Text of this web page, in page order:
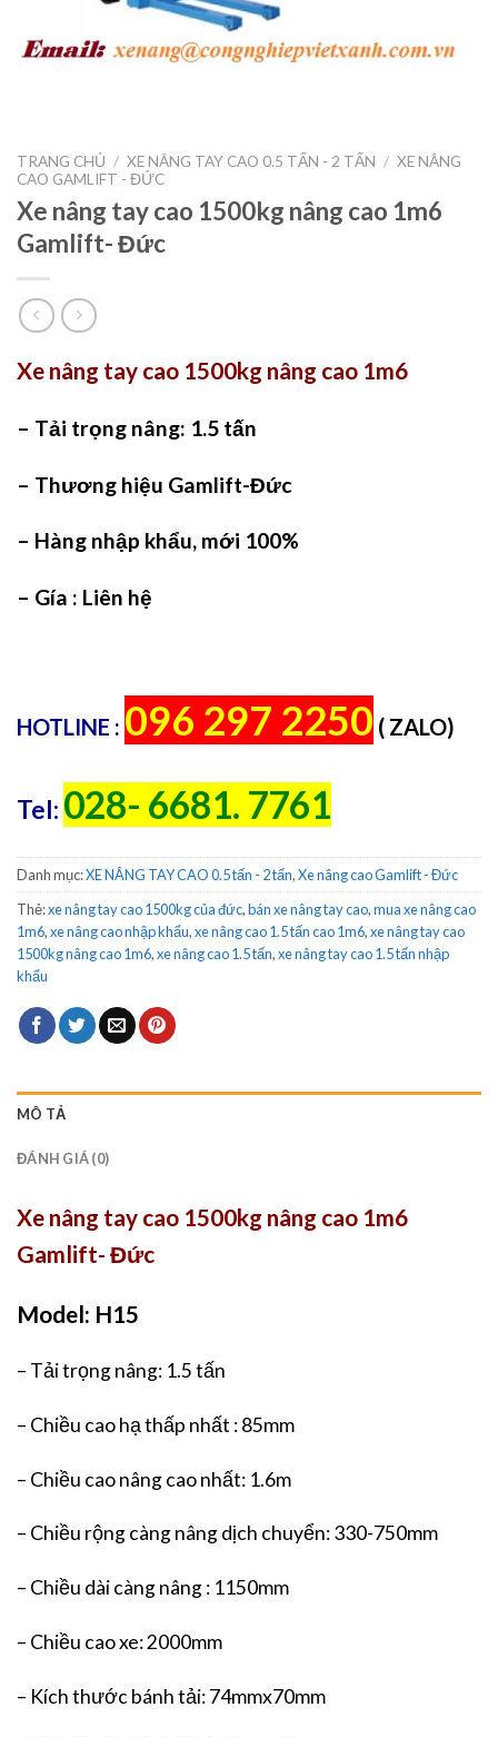
TRANG CHỦ / XE NÂNG TAY CAO 0.5 TẤN - 2 TẤN / XE NÂNG
CAO GAMLIFT - ĐỨC
Xe nâng tay cao 1500kg nâng cao 1m6
Gamlift- Đức
Xe nâng tay cao 1500kg nâng cao 1m6
– Tải trọng nâng: 1.5 tấn
– Thương hiệu Gamlift-Đức
– Hàng nhập khẩu, mới 100%
– Gía : Liên hệ
HOTLINE : 096 297 2250 ( ZALO)
Tel: 028- 6681. 7761
Danh mục:XE NÂNG TAY CAO 0.5 tấn - 2 tấn,Xe nâng cao Gamlift - Đức
Thẻ:xe nâng tay cao 1500kg của đức,bán xe nâng tay cao,mua xe nâng cao
1m6,xe nâng cao nhập khẩu,xe nâng cao 1.5 tấn cao 1m6,xe nâng tay cao
1500kg nâng cao 1m6,xe nâng cao 1.5 tấn,xe nâng tay cao 1.5 tấn nhập
khẩu
MÔ TẢ
ĐÁNH GIÁ (0)
Xe nâng tay cao 1500kg nâng cao 1m6
Gamlift- Đức
Model: H15
– Tải trọng nâng: 1.5 tấn
– Chiều cao hạ thấp nhất : 85mm
– Chiều cao nâng cao nhất: 1.6m
– Chiều rộng càng nâng dịch chuyển: 330-750mm
– Chiều dài càng nâng : 1150mm
– Chiều cao xe: 2000mm
– Kích thước bánh tải: 74mmx70mm